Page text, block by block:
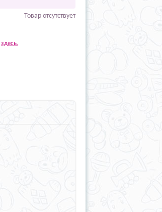
Товар отсутствует
здесь.